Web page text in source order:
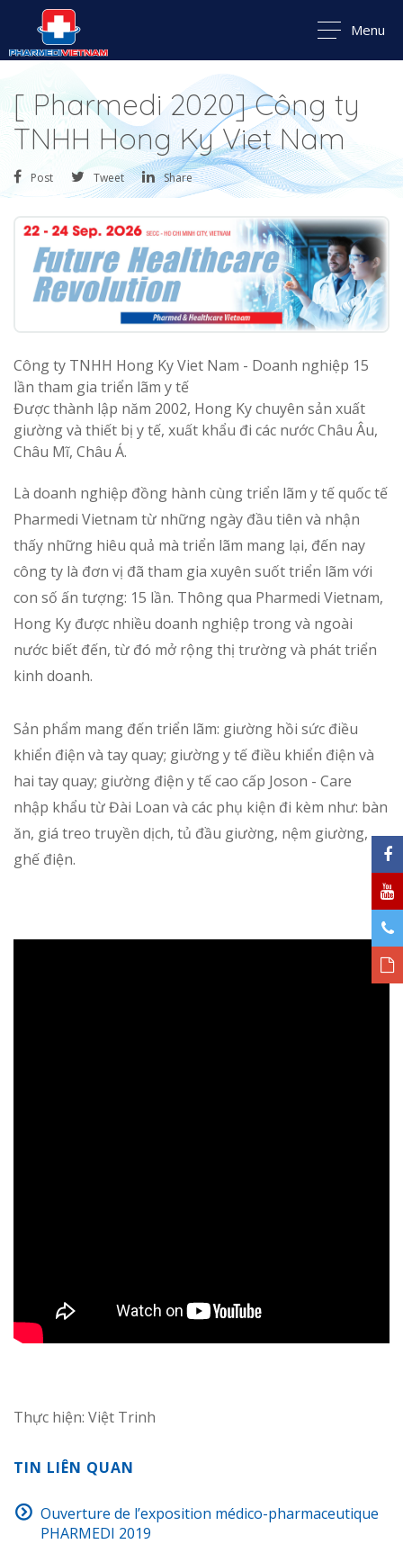
Menu
[ Pharmedi 2020] Công ty
TNHH Hong Ky Viet Nam
Post Tweet Share
Công ty TNHH Hong Ky Viet Nam - Doanh nghiệp 15
lần tham gia triển lãm y tế
Được thành lập năm 2002, Hong Ky chuyên sản xuất
giường và thiết bị y tế, xuất khẩu đi các nước Châu Âu,
Châu Mĩ, Châu Á.
Là doanh nghiệp đồng hành cùng triển lãm y tế quốc tế
Pharmedi Vietnam từ những ngày đầu tiên và nhận
thấy những hiêu quả mà triển lãm mang lại, đến nay
công ty là đơn vị đã tham gia xuyên suốt triển lãm với
con số ấn tượng: 15 lần. Thông qua Pharmedi Vietnam,
Hong Ky được nhiều doanh nghiệp trong và ngoài
nước biết đến, từ đó mở rộng thị trường và phát triển
kinh doanh.
Sản phẩm mang đến triển lãm: giường hồi sức điều
khiển điện và tay quay; giường y tế điều khiển điện và
hai tay quay; giường điện y tế cao cấp Joson - Care
nhập khẩu từ Đài Loan và các phụ kiện đi kèm như: bàn
ăn, giá treo truyền dịch, tủ đầu giường, nệm giường,
ghế điện.
Thực hiện: Việt Trinh
TIN LIÊN QUAN
Ouverture de l’exposition médico-pharmaceutique
PHARMEDI 2019